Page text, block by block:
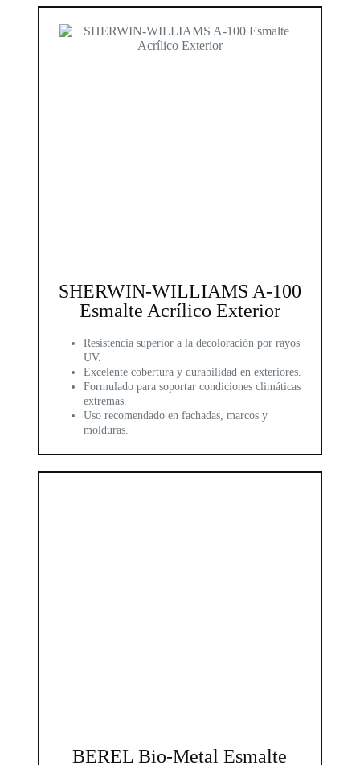
SHERWIN-WILLIAMS A-100
Esmalte Acrílico Exterior
Resistencia superior a la decoloración por rayos
UV.
Excelente cobertura y durabilidad en exteriores.
Formulado para soportar condiciones climáticas
extremas.
Uso recomendado en fachadas, marcos y
molduras.
BEREL Bio-Metal Esmalte